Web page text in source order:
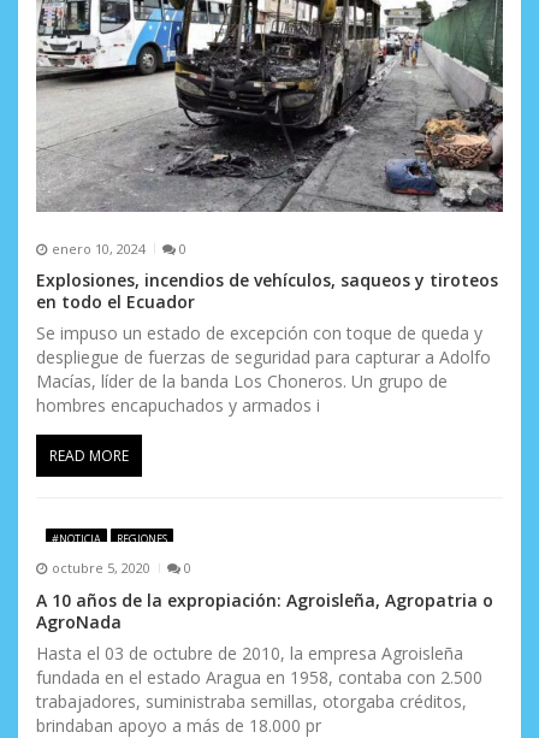
enero 10, 2024 0
Explosiones, incendios de vehículos, saqueos y tiroteos
en todo el Ecuador
Se impuso un estado de excepción con toque de queda y
despliegue de fuerzas de seguridad para capturar a Adolfo
Macías, líder de la banda Los Choneros. Un grupo de
hombres encapuchados y armados i
READ MORE
#NOTICIA REGIONES
octubre 5, 2020 0
A 10 años de la expropiación: Agroisleña, Agropatria o
AgroNada
Hasta el 03 de octubre de 2010, la empresa Agroisleña
fundada en el estado Aragua en 1958, contaba con 2.500
trabajadores, suministraba semillas, otorgaba créditos,
brindaban apoyo a más de 18.000 pr